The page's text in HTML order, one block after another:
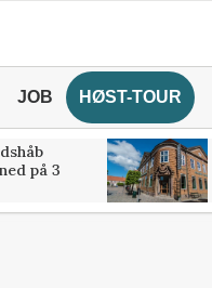
JOB HØST-TOUR
på 3